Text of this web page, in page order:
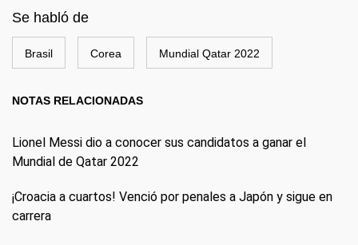
Se habló de
Brasil Corea Mundial Qatar 2022
NOTAS RELACIONADAS
Lionel Messi dio a conocer sus candidatos a ganar el
Mundial de Qatar 2022
¡Croacia a cuartos! Venció por penales a Japón y sigue en
carrera